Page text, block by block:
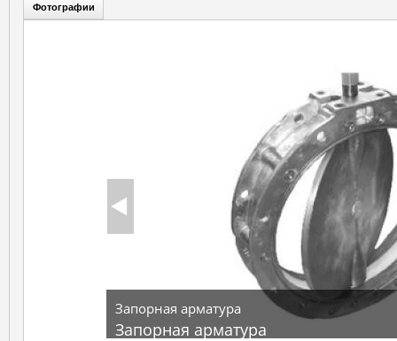
Характеристики
Фотографии
вкладка)
Запорная арматура
Запорная арматура